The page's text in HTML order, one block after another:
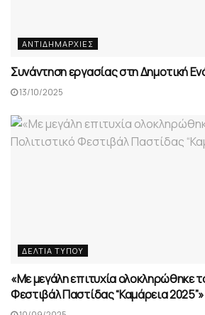
ΑΝΤΙΔΗΜΑΡΧΊΕΣ
Συνάντηση εργασίας στη Δημοτική
13/10/2025
ΔΕΛΤΊΑ ΤΎΠΟΥ
«Με μεγάλη επιτυχία ολοκληρώθηκε
Φεστιβάλ Παστίδας “Καμάρεια 2025”»